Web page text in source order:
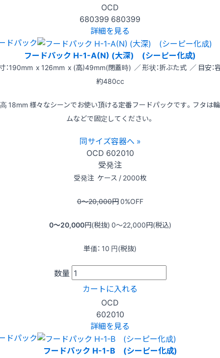
OCD
680399 680399
詳細を見る
ドパック
フードパック H-1-A(N) (大深) (シーピー化成)
：190mm x 126mm x (高)49mm(閉蓋時) ／ 形状：折ぶた式 ／ 目安：
約480cc
18mm 様々なシーンでお使い頂ける定番フードパックです。フタは
ムなどで固定してください。
同サイズ容器へ »
OCD 602010
受発注
受発注 ケース / 2000枚
0〜20,000円0%OFF
0〜20,000円(税抜) 0〜22,000円(税込)
単価： 10 円(税抜)
数量
カートに入れる
OCD
602010
詳細を見る
ドパック
フードパック H-1-B (シーピー化成)